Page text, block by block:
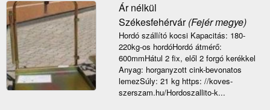
Ár nélkül
Székesfehérvár(Fejér megye)
Hordó szállító kocsi Kapacitás: 180-
220kg-os hordóHordó átmérő:
600mmHátul 2 fix, elől 2 forgó kerékkel
Anyag: horganyzott cink-bevonatos
lemezSúly: 21 kg https: //koves-
szerszam.hu/Hordoszallito-k...